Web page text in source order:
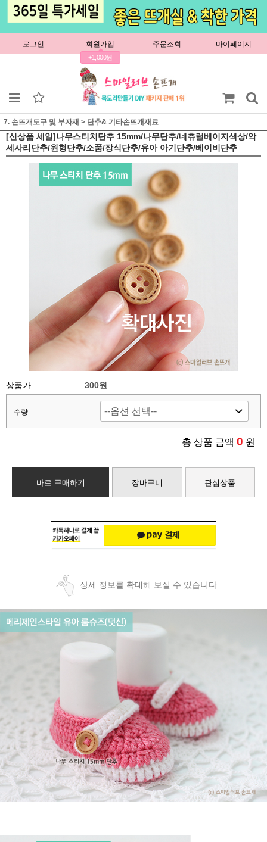
로그인 회원가입
+1,000원
주문조회 마이페이지
7. 손뜨개도구 및 부자재 > 단추& 기타손뜨개재료
[신상품 세일]나무스티치단추 15mm/나무단추/네츄럴베이지색상/악
세사리단추/원형단추/소품/장식단추/유아 아기단추/베이비단추
상품가 300원
수량
총 상품 금액 0 원
바로 구매하기 장바구니 관심상품
상세 정보를 확대해 보실 수 있습니다